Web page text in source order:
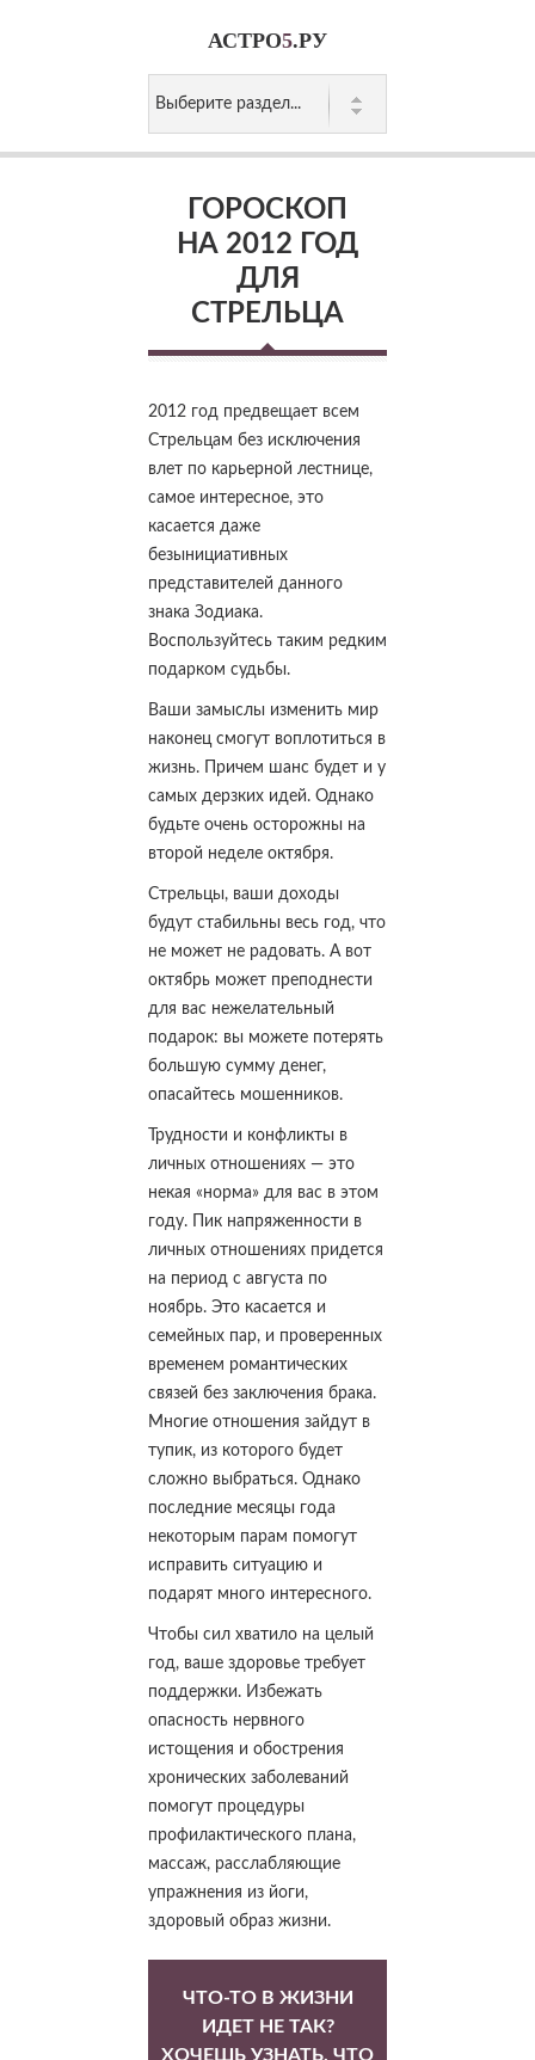
АСТРО5.РУ
ГОРОСКОП
НА 2012 ГОД
ДЛЯ
СТРЕЛЬЦА
2012 год предвещает всем
Стрельцам без исключения
влет по карьерной лестнице,
самое интересное, это
касается даже
безынициативных
представителей данного
знака Зодиака.
Воспользуйтесь таким редким
подарком судьбы.
Ваши замыслы изменить мир
наконец смогут воплотиться в
жизнь. Причем шанс будет и у
самых дерзких идей. Однако
будьте очень осторожны на
второй неделе октября.
Стрельцы, ваши доходы
будут стабильны весь год, что
не может не радовать. А вот
октябрь может преподнести
для вас нежелательный
подарок: вы можете потерять
большую сумму денег,
опасайтесь мошенников.
Трудности и конфликты в
личных отношениях — это
некая «норма» для вас в этом
году. Пик напряженности в
личных отношениях придется
на период с августа по
ноябрь. Это касается и
семейных пар, и проверенных
временем романтических
связей без заключения брака.
Многие отношения зайдут в
тупик, из которого будет
сложно выбраться. Однако
последние месяцы года
некоторым парам помогут
исправить ситуацию и
подарят много интересного.
Чтобы сил хватило на целый
год, ваше здоровье требует
поддержки. Избежать
опасность нервного
истощения и обострения
хронических заболеваний
помогут процедуры
профилактического плана,
массаж, расслабляющие
упражнения из йоги,
здоровый образ жизни.
ЧТО-ТО В ЖИЗНИ
ИДЕТ НЕ ТАК?
ХОЧЕШЬ УЗНАТЬ, ЧТО